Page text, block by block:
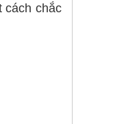
cách chắc